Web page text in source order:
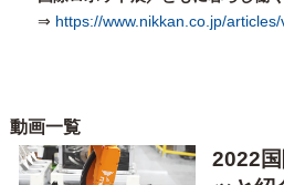
⇒ https://www.nikkan.co.jp/
動画一覧
2022